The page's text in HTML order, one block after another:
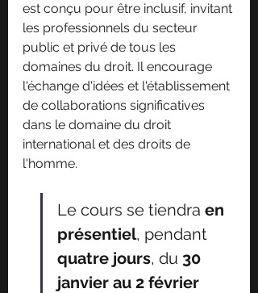
est conçu pour être inclusif, invitant
les professionnels du secteur
public et privé de tous les
domaines du droit. Il encourage
l'échange d'idées et l'établissement
de collaborations significatives
dans le domaine du droit
international et des droits de
l'homme.
Le cours se tiendra en
présentiel, pendant
quatre jours, du 30
janvier au 2 février